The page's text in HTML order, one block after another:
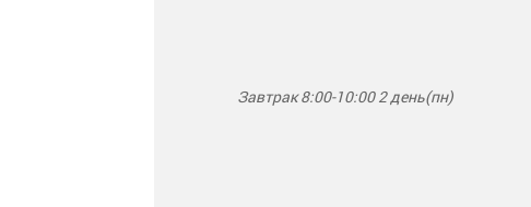
Завтрак 8:00-10:00 2 день(пн)